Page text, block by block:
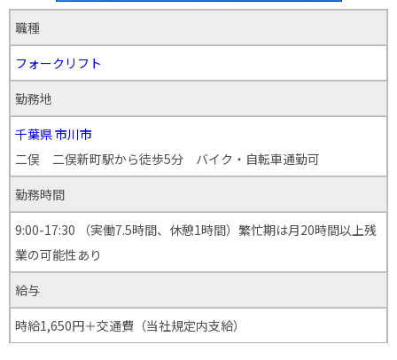
職種
フォークリフト
勤務地
千葉県市川市
二俣 二俣新町駅から徒歩5分 バイク・自転車通勤可
勤務時間
9:00-17:30 （実働7.5時間、休憩1時間）繁忙期は月20時間以上残
業の可能性あり
給与
時給1,650円＋交通費（当社規定内支給）